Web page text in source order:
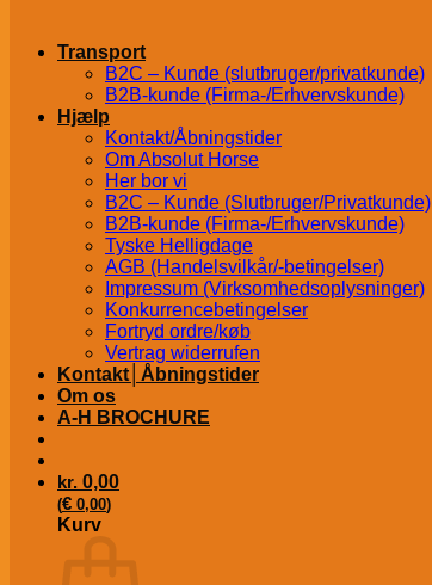
Transport
B2C – Kunde (slutbruger/privatkunde)
B2B-kunde (Firma-/Erhvervskunde)
Hjælp
Kontakt/Åbningstider
Om Absolut Horse
Her bor vi
B2C – Kunde (Slutbruger/Privatkunde)
B2B-kunde (Firma-/Erhvervskunde)
Tyske Helligdage
AGB (Handelsvilkår/-betingelser)
Impressum (Virksomhedsoplysninger)
Konkurrencebetingelser
Fortryd ordre/køb
Vertrag widerrufen
Kontakt│Åbningstider
Om os
A-H BROCHURE
kr. 0,00
(€ 0,00)
Kurv